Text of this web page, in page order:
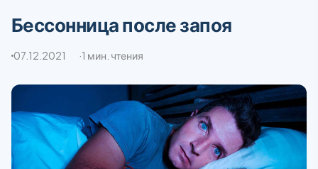
Бессонница после запоя
07.12.2021 1 мин. чтения